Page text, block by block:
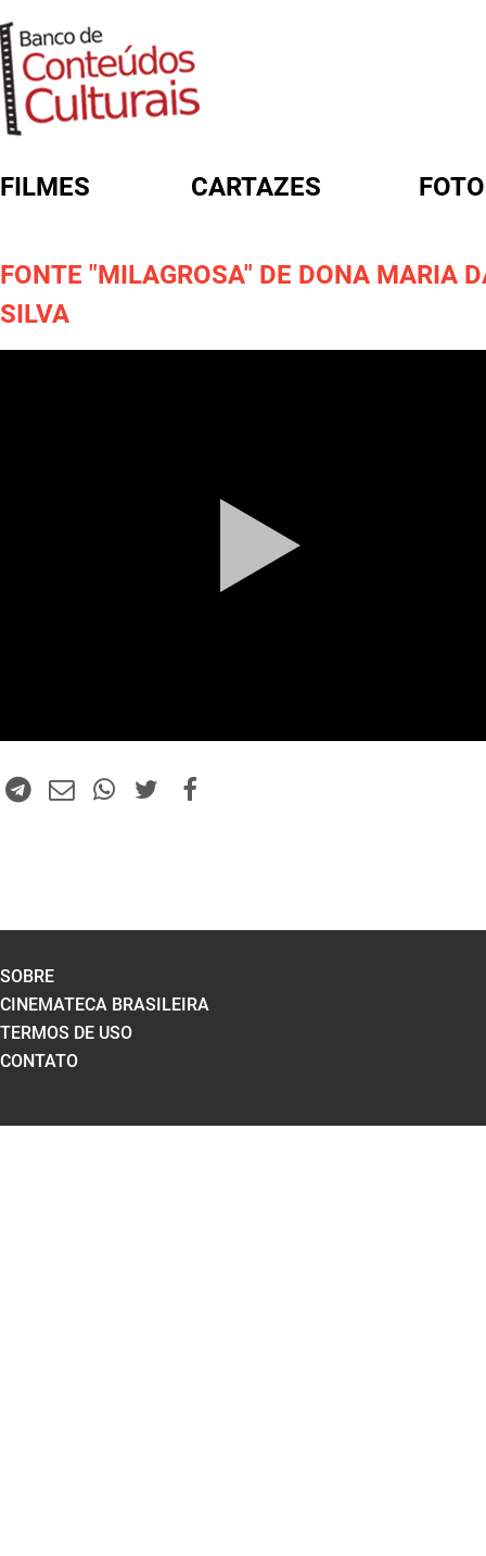
FILMES CARTAZES
FONTE "MILAGROSA" DE DONA MARIA
SILVA
SOBRE
CINEMATECA BRASILEIRA
TERMOS DE USO
CONTATO